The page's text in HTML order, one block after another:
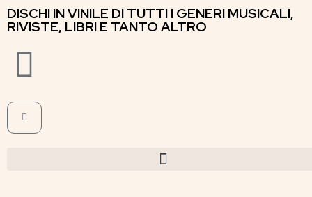
DISCHI IN VINILE DI TUTTI I GENERI MUSICALI,
RIVISTE, LIBRI E TANTO ALTRO